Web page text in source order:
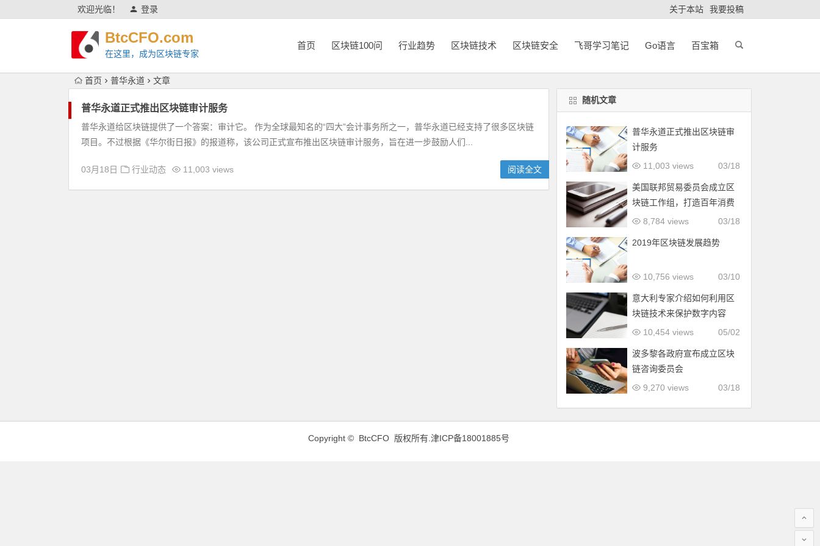
欢迎光临！ 登录 关于本站 我要投稿
BtcCFO.com
在这里，成为区块链专家
首页 区块链100问 行业趋势 区块链技术 区块链安全 飞哥学习笔记 Go语言 百宝箱
首页 普华永道 文章
普华永道正式推出区块链审计服务
普华永道给区块链提供了一个答案：审计它。 作为全球最知名的“四大”会计事务所之一，普华永道已经支持了很多区块链
项目。不过根据《华尔街日报》的报道称，该公司正式宣布推出区块链审计服务，旨在进一步鼓励人们...
03月18日 行业动态 11,003 views 阅读全文
随机文章
普华永道正式推出区块链审
计服务
03/18
11,003 views
美国联邦贸易委员会成立区
块链工作组，打造百年消费
者保护计划
03/18
8,784 views
2019年区块链发展趋势
03/10
10,756 views
意大利专家介绍如何利用区
块链技术来保护数字内容
05/02
10,454 views
波多黎各政府宣布成立区块
链咨询委员会
03/18
9,270 views
Copyright © BtcCFO 版权所有. 津ICP备18001885号